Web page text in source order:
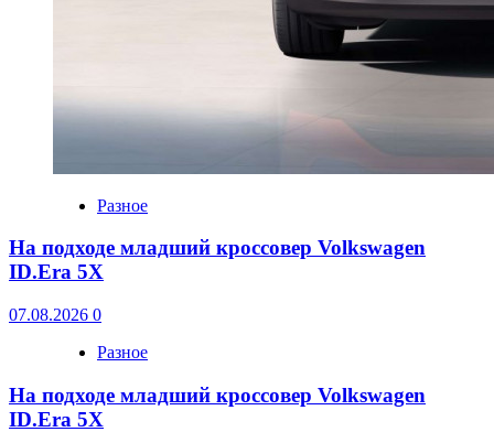
Разное
На подходе младший кроссовер Volkswagen
ID.Era 5X
07.08.2026 0
Разное
На подходе младший кроссовер Volkswagen
ID.Era 5X